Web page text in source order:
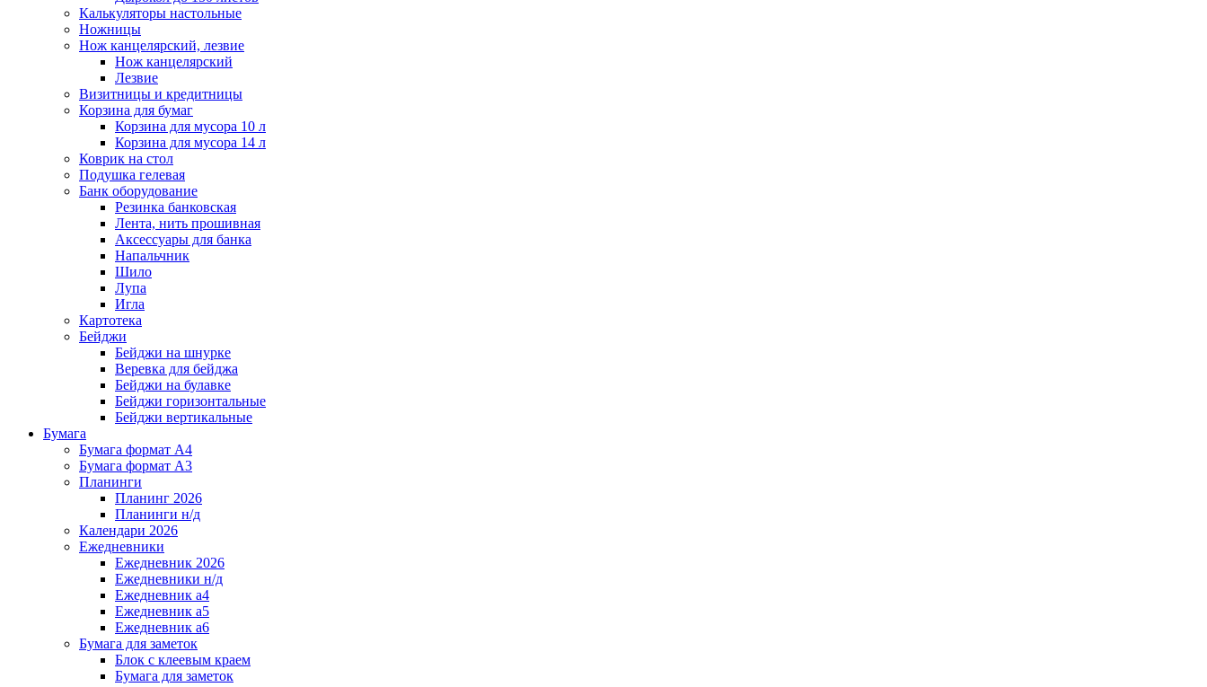
Калькуляторы настольные
Ножницы
Нож канцелярский, лезвие
Нож канцелярский
Лезвие
Визитницы и кредитницы
Корзина для бумаг
Корзина для мусора 10 л
Корзина для мусора 14 л
Коврик на стол
Подушка гелевая
Банк оборудование
Резинка банковская
Лента, нить прошивная
Аксессуары для банка
Напальчник
Шило
Лупа
Игла
Картотека
Бейджи
Бейджи на шнурке
Веревка для бейджа
Бейджи на булавке
Бейджи горизонтальные
Бейджи вертикальные
Бумага
Бумага формат А4
Бумага формат А3
Планинги
Планинг 2026
Планинги н/д
Календари 2026
Ежедневники
Ежедневник 2026
Ежедневники н/д
Ежедневник а4
Ежедневник а5
Ежедневник а6
Бумага для заметок
Блок с клеевым краем
Бумага для заметок